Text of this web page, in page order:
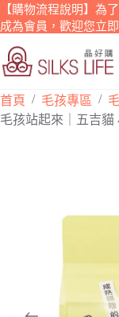
【購物流程說明】為
成為會員，歡迎您立
至
要
內
首頁 / 毛孩專區 /
毛孩站起來｜五吉貓